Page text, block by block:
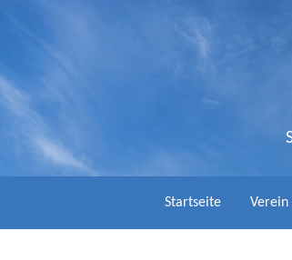
Startseite Verein